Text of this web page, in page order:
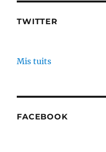
TWITTER
Mis tuits
FACEBOOK